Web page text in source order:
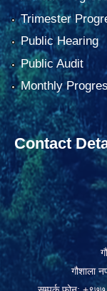
Trimester
Public Hearing
Public Audit
Monthly
Contact
गौशाला